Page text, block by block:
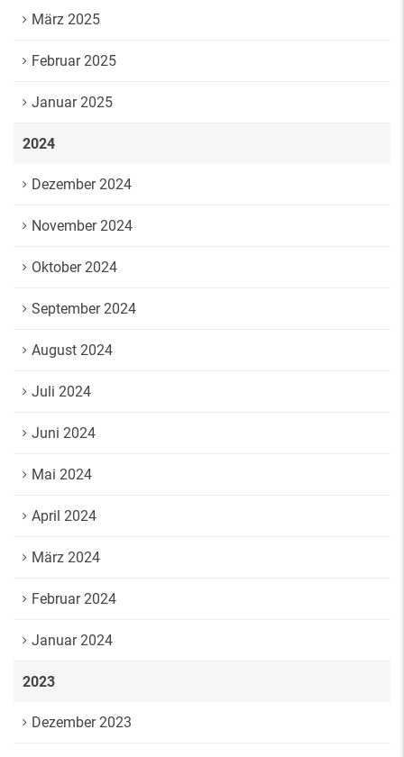
März 2025
Februar 2025
Januar 2025
2024
Dezember 2024
November 2024
Oktober 2024
September 2024
August 2024
Juli 2024
Juni 2024
Mai 2024
April 2024
März 2024
Februar 2024
Januar 2024
2023
Dezember 2023